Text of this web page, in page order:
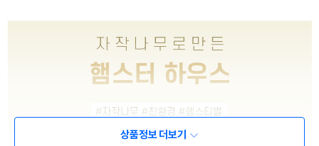
상품정보 더보기